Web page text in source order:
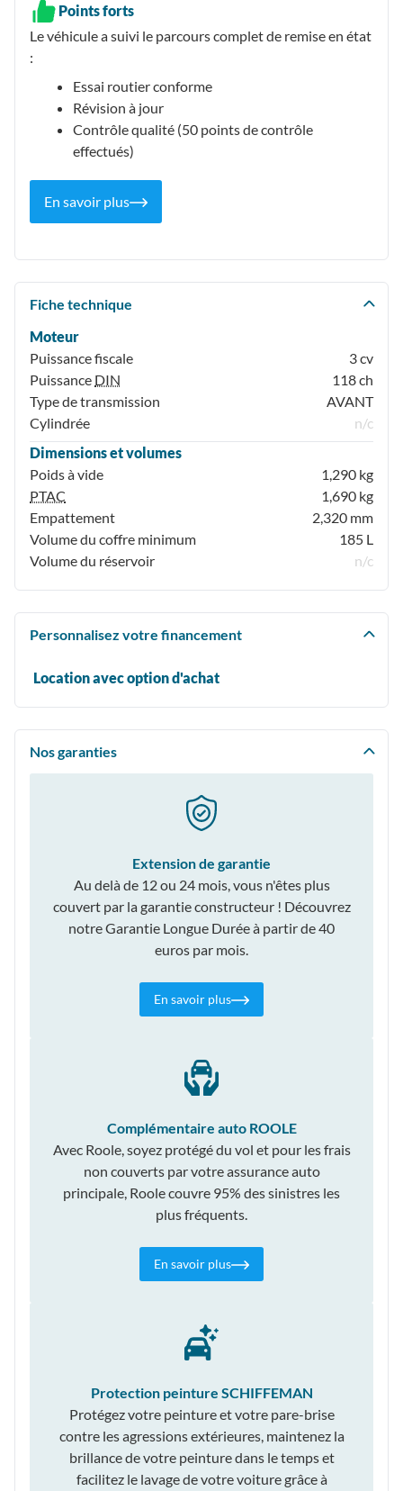
Points forts
Le véhicule a suivi le parcours complet de remise en état
:
Essai routier conforme
Révision à jour
Contrôle qualité (50 points de contrôle
effectués)
En savoir plus
Fiche technique
Moteur
Puissance fiscale
3 cv
Puissance DIN
118 ch
Type de transmission
AVANT
Cylindrée
n/c
Dimensions et volumes
Poids à vide
1,290 kg
PTAC
1,690 kg
Empattement
2,320 mm
Volume du coffre minimum
185 L
Volume du réservoir
n/c
Personnalisez votre financement
Location avec option d'achat
Nos garanties
Extension de garantie
Au delà de 12 ou 24 mois, vous n'êtes plus
couvert par la garantie constructeur ! Découvrez
notre Garantie Longue Durée à partir de 40
euros par mois.
En savoir plus
Complémentaire auto ROOLE
Avec Roole, soyez protégé du vol et pour les frais
non couverts par votre assurance auto
principale, Roole couvre 95% des sinistres les
plus fréquents.
En savoir plus
Protection peinture SCHIFFEMAN
Protégez votre peinture et votre pare-brise
contre les agressions extérieures, maintenez la
brillance de votre peinture dans le temps et
facilitez le lavage de votre voiture grâce à